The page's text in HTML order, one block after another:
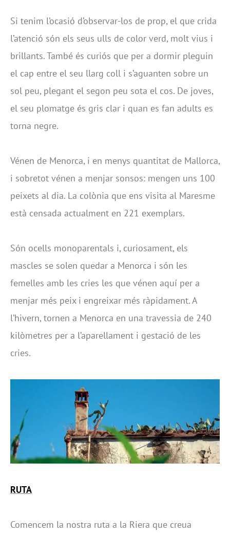
Si tenim l’ocasió d’observar-los de prop, el que crida
l’atenció són els seus ulls de color verd, molt vius i
brillants. També és curiós que per a dormir pleguin
el cap entre el seu llarg coll i s’aguanten sobre un
sol peu, plegant el segon peu sota el cos. De joves,
el seu plomatge és gris clar i quan es fan adults es
torna negre.
Vénen de Menorca, i en menys quantitat de Mallorca,
i sobretot vénen a menjar sonsos: mengen uns 100
peixets al dia. La colònia que ens visita al Maresme
està censada actualment en 221 exemplars.
Són ocells monoparentals i, curiosament, els
mascles se solen quedar a Menorca i són les
femelles amb les cries les que vénen aquí per a
menjar més peix i engreixar més ràpidament. A
l’hivern, tornen a Menorca en una travessia de 240
kilòmetres per a l’aparellament i gestació de les
cries.
RUTA
Comencem la nostra ruta a la Riera que creua